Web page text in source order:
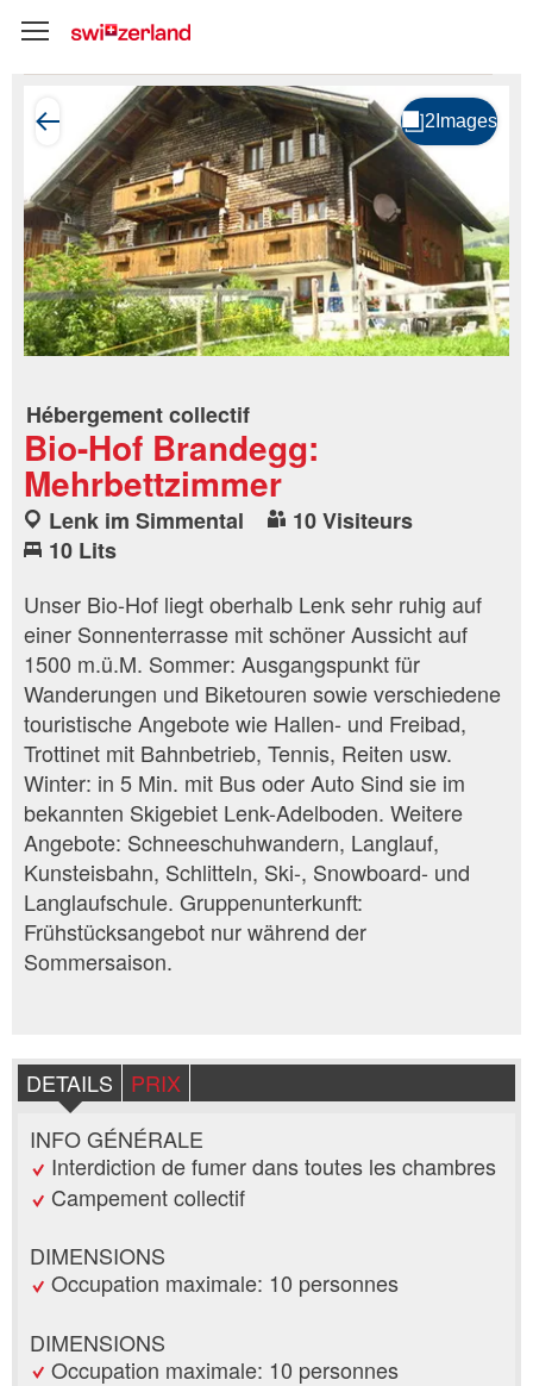
Hébergement collectif
Bio-Hof Brandegg:
Mehrbettzimmer
Lenk im Simmental
10 Visiteurs
10 Lits
Unser Bio-Hof liegt oberhalb Lenk sehr ruhig auf
einer Sonnenterrasse mit schöner Aussicht auf
1500 m.ü.M. Sommer: Ausgangspunkt für
Wanderungen und Biketouren sowie verschiedene
touristische Angebote wie Hallen- und Freibad,
Trottinet mit Bahnbetrieb, Tennis, Reiten usw.
Winter: in 5 Min. mit Bus oder Auto Sind sie im
bekannten Skigebiet Lenk-Adelboden. Weitere
Angebote: Schneeschuhwandern, Langlauf,
Kunsteisbahn, Schlitteln, Ski-, Snowboard- und
Langlaufschule. Gruppenunterkunft:
Frühstücksangebot nur während der
Sommersaison.
DETAILS
PRIX
INFO GÉNÉRALE
Interdiction de fumer dans toutes les chambres
Campement collectif
DIMENSIONS
Occupation maximale: 10 personnes
DIMENSIONS
Occupation maximale: 10 personnes